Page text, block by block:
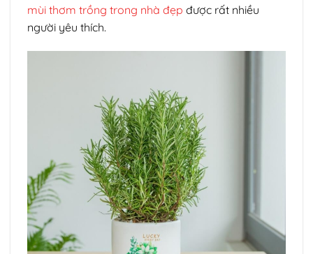
mùi thơm trồng trong nhà đẹp được rất nhiều
người yêu thích.